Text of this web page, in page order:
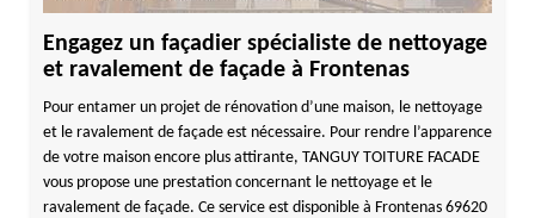
Engagez un façadier spécialiste de nettoyage
et ravalement de façade à Frontenas
Pour entamer un projet de rénovation d’une maison, le nettoyage
et le ravalement de façade est nécessaire. Pour rendre l’apparence
de votre maison encore plus attirante, TANGUY TOITURE FACADE
vous propose une prestation concernant le nettoyage et le
ravalement de façade. Ce service est disponible à Frontenas 69620